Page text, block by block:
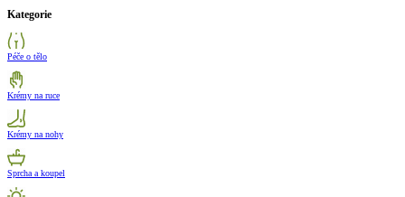
Kategorie
Péče o tělo
Krémy na ruce
Krémy na nohy
Sprcha a koupel